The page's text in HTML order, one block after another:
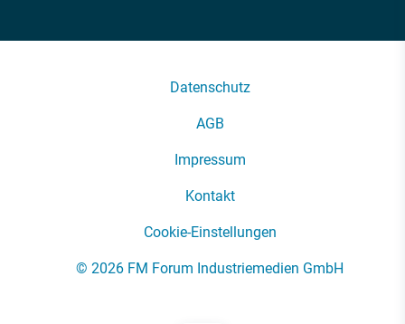
Datenschutz
AGB
Impressum
Kontakt
Cookie-Einstellungen
© 2026 FM Forum Industriemedien GmbH